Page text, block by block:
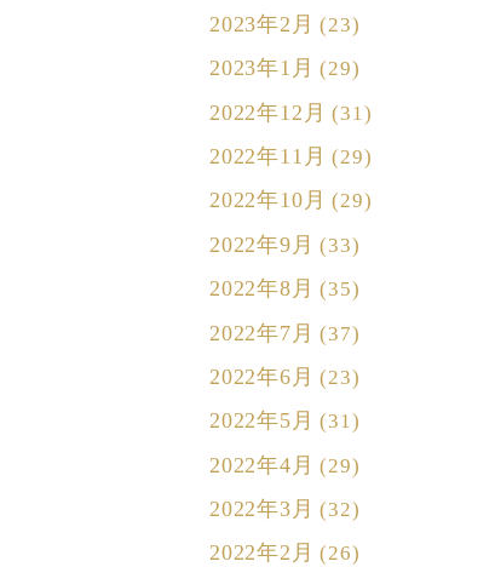
2023年2月 (23)
2023年1月 (29)
2022年12月 (31)
2022年11月 (29)
2022年10月 (29)
2022年9月 (33)
2022年8月 (35)
2022年7月 (37)
2022年6月 (23)
2022年5月 (31)
2022年4月 (29)
2022年3月 (32)
2022年2月 (26)